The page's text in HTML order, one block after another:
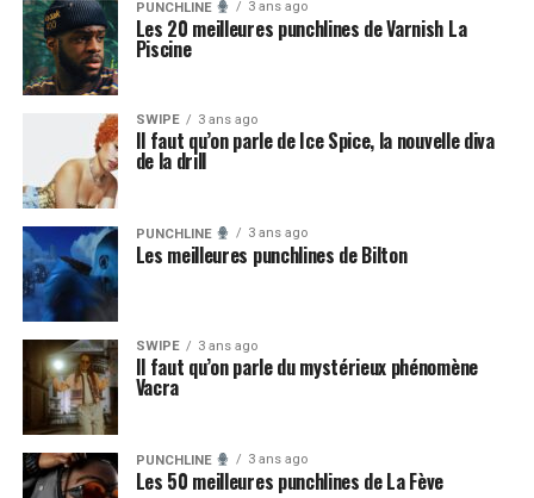
PUNCHLINE 3 ans ago
Les 20 meilleures punchlines de Varnish La
Piscine
SWIPE 3 ans ago
Il faut qu’on parle de Ice Spice, la nouvelle diva
de la drill
PUNCHLINE 3 ans ago
Les meilleures punchlines de Bilton
SWIPE 3 ans ago
Il faut qu’on parle du mystérieux phénomène
Vacra
PUNCHLINE 3 ans ago
Les 50 meilleures punchlines de La Fève